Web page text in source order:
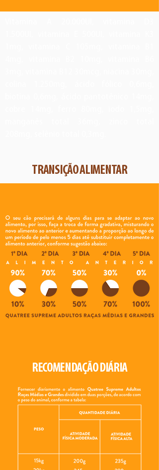
TRANSIÇÃO ALIMENTAR
RECOMENDAÇÃO DIÁRIA